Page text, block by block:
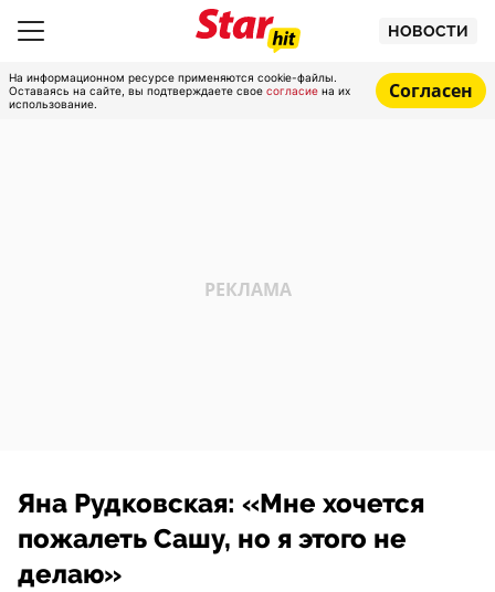
НОВОСТИ
На информационном ресурсе применяются cookie-файлы.
Оставаясь на сайте, вы подтверждаете свое согласие на их
использование.
Согласен
Яна Рудковская: «Мне хочется
пожалеть Сашу, но я этого не
делаю»